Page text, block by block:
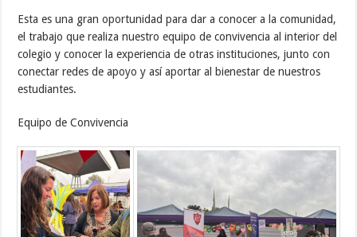
Esta es una gran oportunidad para dar a conocer a la comunidad,
el trabajo que realiza nuestro equipo de convivencia al interior del
colegio y conocer la experiencia de otras instituciones, junto con
conectar redes de apoyo y así aportar al bienestar de nuestros
estudiantes.
Equipo de Convivencia